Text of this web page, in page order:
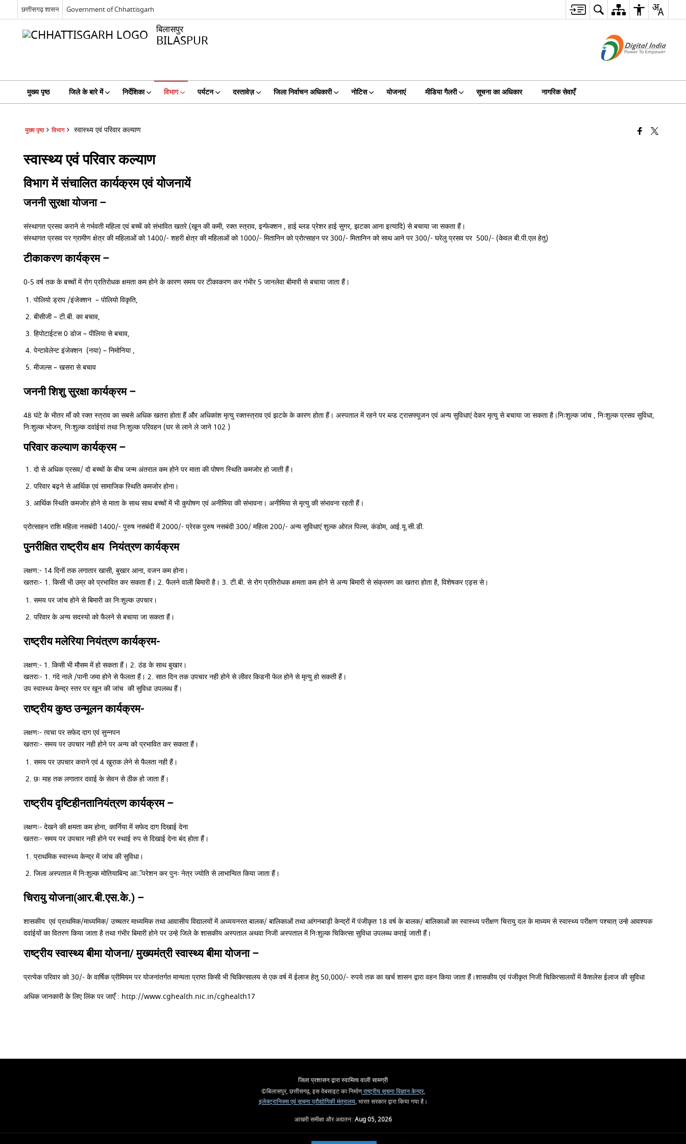
छत्तीसगढ़ शासन Government of Chhattisgarh
बिलासपुर
BILASPUR
मुख्य पृष्ठ जिले के बारे में निर्देशिका विभाग पर्यटन दस्तावेज़ जिला निर्वाचन अधिकारी नोटिस योजनाएं मीडिया गैलरी सूचना का अधिकार नागरिक सेवाएँ
मुख्य पृष्ठ विभाग स्वास्थ्य एवं परिवार कल्याण
स्वास्थ्य एवं परिवार कल्याण
विभाग में संचालित कार्यक्रम एवं योजनायें
जननी सुरक्षा योजना –
संस्थागत प्रसव कराने से गर्भवती महिला एवं बच्चें को संभावित खतरे (खून की कमी, रक्त स्त्राव, इन्फेक्शन , हाई ब्लड प्रेशर हाई सुगर, झटका आना इत्यादि) से बचाया जा सकता हैं।
संस्थागत प्रसव पर ग्रामीण क्षेत्र की महिलाओं को 1400/- शहरी क्षेत्र की महिलाओं को 1000/- मितानिन को प्रोत्साहन पर 300/- मितानिन को साथ आने पर 300/- घरेलु प्रसव पर 500/- (केवल बी.पी.एल हेतु)
टीकाकरण कार्यक्रम –
0-5 वर्ष तक के बच्चों में रोग प्रतिरोधक क्षमता कम होने के कारण समय पर टीकाकरण कर गंभीर 5 जानलेवा बीमारी से बचाया जाता हैं।
पोलियो ड्राप /इंजेक्शन – पोलियो विकृति,
बीसीजी – टी.बी. का बचाव,
हिपोटाईटस 0 डोज – पीलिया से बचाव,
पेन्टावेलेन्ट इंजेक्शन (नया) – निमोनिया ,
मीजल्स – खसरा से बचाव
जननी शिशु सुरक्षा कार्यक्रम –
48 घंटे के भीतर माँ को रक्त स्त्राव का सबसे अधिक खतरा होता हैं और अधिकांश मृत्यु रक्तस्त्राव एवं झटके के कारण होता हैं। अस्पताल में रहने पर ब्ल्ड ट्रासफ्यूजन एवं अन्य सुविधाएं देकर मृत्यु से बचाया जा सकता है।निःशुल्क जांच , निःशुल्क प्रसव सुविधा,
निःशुल्क भोजन, निःशुल्क दवांईयां तथा निःशुल्क परिवहन (घर से लाने ले जाने 102 )
परिवार कल्याण कार्यक्रम –
दो से अधिक प्रसव/ दो बच्चों के बीच जन्म अंतराल कम होने पर माता की पोषण स्थिति कमजोर हो जाती हैं।
परिवार बढ़ने से आर्थिक एवं सामाजिक स्थिति कमजोर होना।
आर्थिक स्थिति कमजोर होने से माता के साथ साथ बच्चों में भी कुपोषण एवं अनीमिया की संभावना। अनीमिया से मृत्यु की संभावना रहती हैं।
प्रोत्साहन राशि महिला नसबंदी 1400/- पुरुष नसबंदी में 2000/- प्रेरक पुरुष नसबंदी 300/ महिला 200/- अन्य सुविधाएं शुल्क ओरल पिल्स, कंडोम, आई.यू.सी.डी.
पुनरीक्षित राष्ट्रीय क्षय नियंत्रण कार्यक्रम
लक्षण:- 14 दिनों तक लगातार खासी, बुखार आना, वजन कम होना।
खतराः- 1. किसी भी उम्र को प्रभावित कर सकता हैं। 2. फैलने वाली बिमारी है। 3. टी.बी. से रोग प्रतिरोधक क्षमता कम होने से अन्य बिमारी से संक्रमण का खतरा होता है, विशेषकर एड्स से।
समय पर जांच होने से बिमारी का निःशुल्क उपचार।
परिवार के अन्य सदस्यो को फैलने से बचाया जा सकता हैं।
राष्ट्रीय मलेरिया नियंत्रण कार्यक्रम-
लक्षण:- 1. किसी भी मौसम में हो सकता हैं। 2. ठंड के साथ बुखार।
खतराः- 1. गंदे नाले /पानी जमा होने से फैलता हैं। 2. सात दिन तक उपचार नही होने से लीवर किडनी फेल होने से मृत्यु हो सकती हैं।
उप स्वास्थ्य केन्द्र स्तर पर खून की जांच की सुविधा उपलब्ध हैं।
राष्ट्रीय कुष्ठ उन्मूलन कार्यक्रम-
लक्षणः- त्वचा पर सफेद दाग एवं सुन्नपन
खतराः- समय पर उपचार नही होने पर अन्य को प्रभावित कर सकता हैं।
समय पर उपचार कराने एवं 4 खुराक लेने से फैलता नही हैं।
छः माह तक लगातार दवाई के सेवन से ठीक हो जाता हैं।
राष्ट्रीय दृष्टिहीनतानियंत्रण कार्यक्रम –
लक्षणः- देखने की क्षमता कम होना, कार्निया में सफेद दाग दिखाई देना
खतराः- समय पर उपचार नही होने पर स्थाई रुप से दिखाई देना बंद होता हैं।
प्राथमिक स्वास्थ्य केन्द्र में जांच की सुविधा।
जिला अस्पताल में निःशुल्क मोतियाबिन्द आॅपरेशन कर पुनः नेत्र ज्योति से लाभान्वित किया जाता हैं।
चिरायु योजना(आर.बी.एस.के.) –
शासकीय एवं प्राथमिक/माध्यमिक/ उच्चतर माध्यमिक तथा आवासीय विद्यालयों में अध्ययनरत बालक/ बालिकाओं तथा आंगनबाड़ी केन्द्रों में पंजीकृत 18 वर्ष के बालक/ बालिकाओं का स्वास्थ्य परीक्षण चिरायु दल के माध्यम से स्वास्थ्य परीक्षण पश्चात् उन्हे आवश्यक
दवांईयों का वितरण किया जाता है तथा गंभीर बिमारी होने पर उन्हे जिले के शासकीय अस्पताल अथवा निजी अस्पताल में निःशुल्क चिकित्सा सुविधा उपलब्ध कराई जाती हैं।
राष्ट्रीय स्वास्थ्य बीमा योजना/ मुख्यमंत्री स्वास्थ्य बीमा योजना –
प्रत्येक परिवार को 30/- के वार्षिक प्रीमियम पर योजनांतर्गत मान्यता प्राप्त किसी भी चिकित्सालय से एक वर्ष में ईलाज हेतु 50,000/- रुपये तक का खर्च शासन द्वारा वहन किया जाता हैं।शासकीय एवं पंजीकृत निजी चिकित्सालयों में कैशलेस ईलाज की सुविधा
अधिक जानकारी के लिए लिंक पर जाएँ : http://www.cghealth.nic.in/cghealth17
जिला प्रशासन द्वारा स्वामित्व वाली सामग्री
©बिलासपुर, छत्तीसगढ़, इस वेबसाइट का निर्माणराष्ट्रीय सूचना विज्ञान केन्द्र,
इलेक्ट्रानिक्स एवं सूचना प्रौद्योगिकी मंत्रालय, भारत सरकार द्वारा किया गया है।
आखरी समीक्षा और अद्यतन: Aug 05, 2026